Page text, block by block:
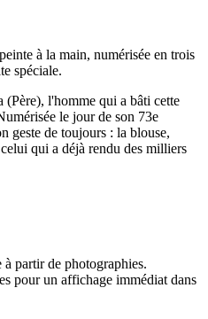
à la main, numérisée en trois
spéciale.
(Père), l'homme qui a bâti cette
le jour de son 73e
geste de toujours : la blouse,
qui a déjà rendu des milliers
partir de photographies.
pour un affichage immédiat dans